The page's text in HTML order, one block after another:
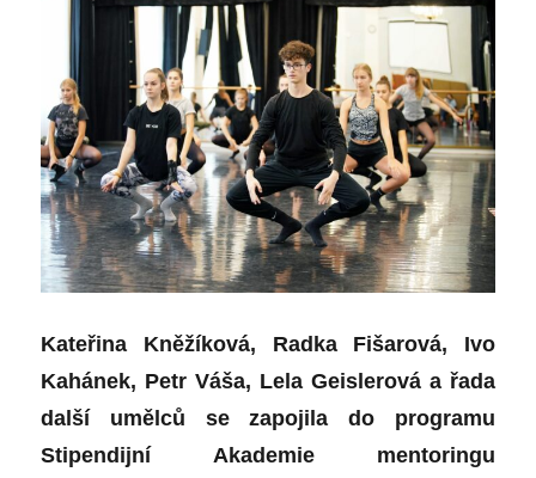
Kateřina Kněžíková, Radka Fišarová, Ivo
Kahánek, Petr Váša, Lela Geislerová a řada
další umělců se zapojila do programu
Stipendijní Akademie mentoringu